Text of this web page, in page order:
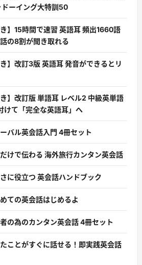
ーイング大特訓50
】15時間で速習 英語耳 頻出1660語
の8割が聞き取れる
】改訂3版 英語耳 発音ができるとリ
】改訂版 単語耳 レベル2 中級英単語
て「完全な英語耳」へ
バル英会話入門 4冊セット
けで伝わる 海外旅行カンタン英会話
に役立つ 英会話ハンドブック
ての英会話はじめるよ
の為のカンタン英会話 4冊セット
ことがすぐに話せる！即実践英会話